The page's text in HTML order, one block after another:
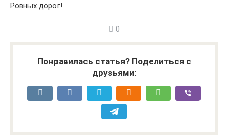
Ровных дорог!
0
Понравилась статья? Поделиться с
друзьями: